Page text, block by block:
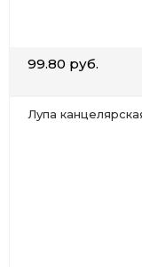
99.80 руб.
Лупа